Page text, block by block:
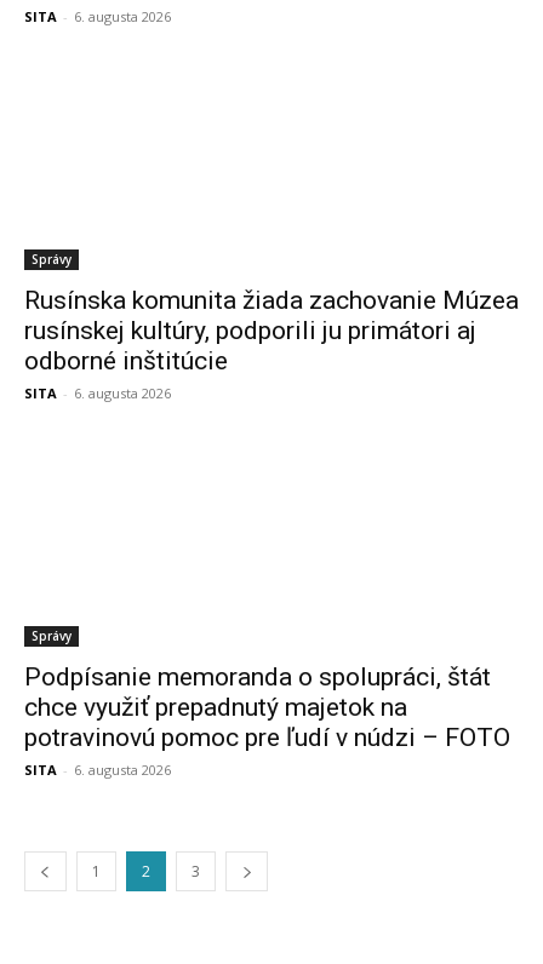
SITA - 6. augusta 2026
Správy
Rusínska komunita žiada zachovanie Múzea
rusínskej kultúry, podporili ju primátori aj
odborné inštitúcie
SITA - 6. augusta 2026
Správy
Podpísanie memoranda o spolupráci, štát
chce využiť prepadnutý majetok na
potravinovú pomoc pre ľudí v núdzi – FOTO
SITA - 6. augusta 2026
1 2 3